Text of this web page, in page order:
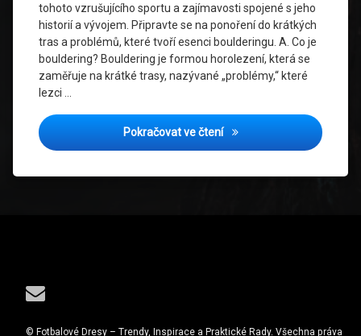
tohoto vzrušujícího sportu a zajímavosti spojené s jeho
historií a vývojem. Připravte se na ponoření do krátkých
tras a problémů, které tvoří esenci boulderingu. A. Co je
bouldering? Bouldering je formou horolezení, která se
zaměřuje na krátké trasy, nazývané „problémy,“ které
lezci …
Pokračovat ve čteníBouldering: Zábavný svět
E-mail
© Fotbalové Dresy – Trendy, Inspirace a Praktické Rady. Všechna práva